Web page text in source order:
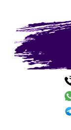
Фотосессия в
— Предметная